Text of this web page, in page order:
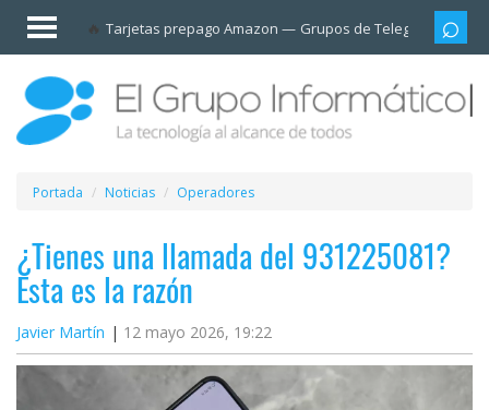
Tarjetas prepago Amazon Grupos de Telegram
Invitado
Iniciar
sesión /
Registrarse
Esenciales
Móviles
Ofertas
Apps
Redes
Portada Noticias Operadores
¿Tienes una llamada del 931225081?
Esta es la razón
Javier Martín 12 mayo 2026, 19:22